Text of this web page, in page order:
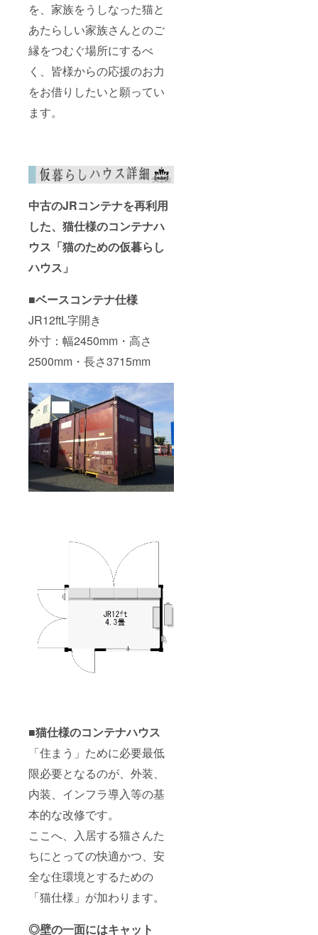
を、家族をうしなった猫と
あたらしい家族さんとのご
縁をつむぐ場所にするべ
く、皆様からの応援のお力
をお借りしたいと願ってい
ます。
中古のJRコンテナを再利用
した、猫仕様のコンテナハ
ウス「猫のための仮暮らし
ハウス」
■ベースコンテナ仕様
JR12ftL字開き
外寸：幅2450mm・高さ
2500mm・長さ3715mm
■猫仕様のコンテナハウス
「住まう」ために必要最低
限必要となるのが、外装、
内装、インフラ導入等の基
本的な改修です。
ここへ、入居する猫さんた
ちにとっての快適かつ、安
全な住環境とするための
「猫仕様」が加わります。
◎壁の一面にはキャット